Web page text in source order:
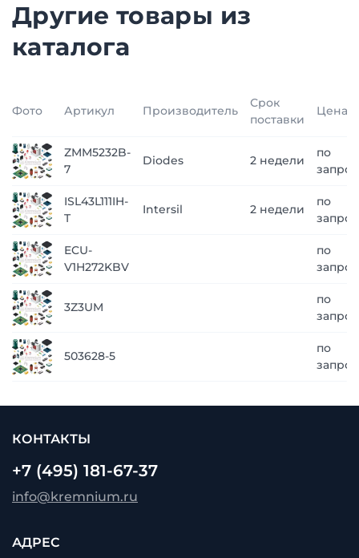
Другие товары из
каталога
Фото Артикул Производитель
Срок
поставки
Цена
ZMM5232B-
7
Diodes 2 недели
по
ISL43L111IH-
T
Intersil 2 недели
по
ECU-
V1H272KBV
по
3Z3UM
по
503628-5
по
КОНТАКТЫ
+7 (495) 181-67-37
info@kremnium.ru
АДРЕС